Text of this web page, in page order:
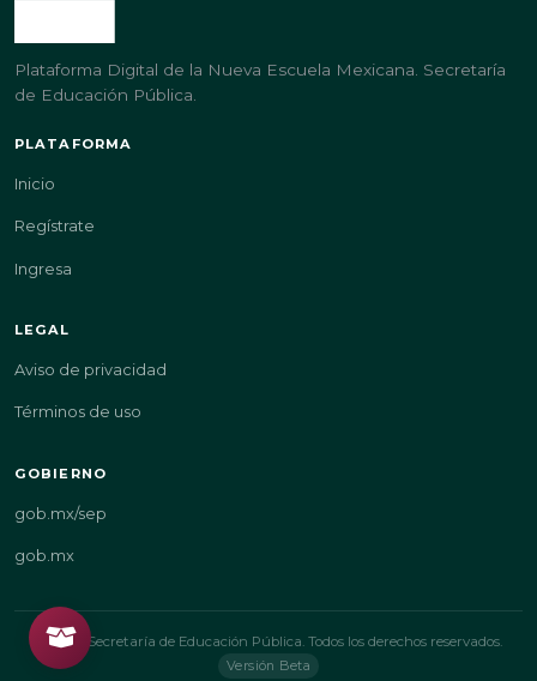
Plataforma Digital de la Nueva Escuela Mexicana. Secretaría
de Educación Pública.
PLATAFORMA
Inicio
Regístrate
Ingresa
LEGAL
Aviso de privacidad
Términos de uso
GOBIERNO
gob.mx/sep
gob.mx
© 2026 Secretaría de Educación Pública. Todos los derechos reservados.
Versión Beta